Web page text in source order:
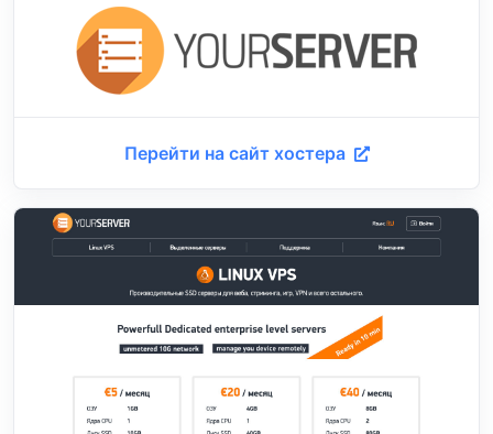
Перейти на сайт хостера